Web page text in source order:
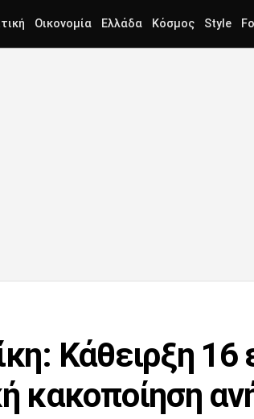
Οικονομία Ελλάδα Κόσμος Style
Κάθειρξη 16
κακοποίηση